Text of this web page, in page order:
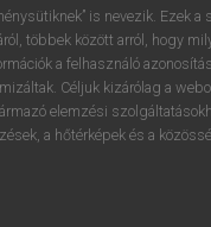
is nevezik. Ezek a
többek között arról, hogy
a felhasználó
Céljuk kizárólag a
elemzési
a hőtérképek és a
r t z
f g h j
c v b n